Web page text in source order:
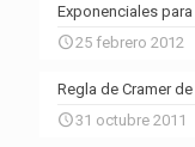
Exponenciales
25 febrero 2012
Regla de Cramer
31 octubre 2011